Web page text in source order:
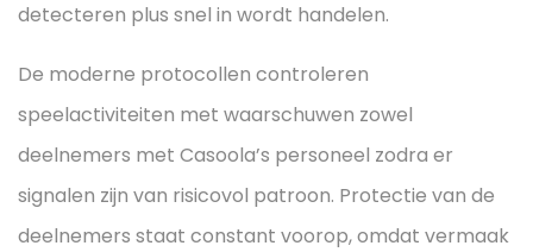
detecteren plus snel in wordt handelen.
De moderne protocollen controleren
speelactiviteiten met waarschuwen zowel
deelnemers met Casoola’s personeel zodra er
signalen zijn van risicovol patroon. Protectie van de
deelnemers staat constant voorop, omdat vermaak